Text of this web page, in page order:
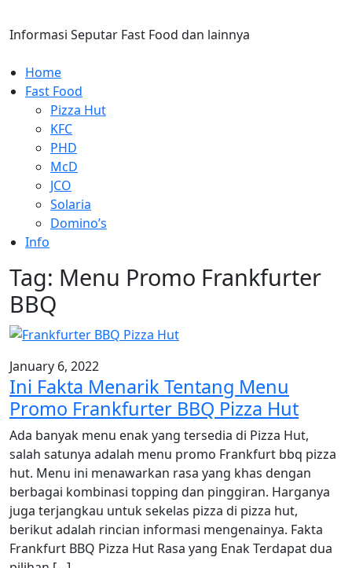
toInformasi Seputar Fast Food dan lainnya
Home
Fast Food
Pizza Hut
KFC
PHD
McD
JCO
Solaria
Domino’s
Info
Tag: Menu Promo Frankfurter
BBQ
January 6, 2022
Ini Fakta Menarik Tentang Menu
Promo Frankfurter BBQ Pizza Hut
Ada banyak menu enak yang tersedia di Pizza Hut,
salah satunya adalah menu promo Frankfurt bbq pizza
hut. Menu ini menawarkan rasa yang khas dengan
berbagai kombinasi topping dan pinggiran. Harganya
juga terjangkau untuk sekelas pizza di pizza hut,
berikut adalah rincian informasi mengenainya. Fakta
Frankfurt BBQ Pizza Hut Rasa yang Enak Terdapat dua